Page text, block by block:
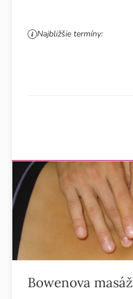
Najbližšie termíny:
Bowenova masáž